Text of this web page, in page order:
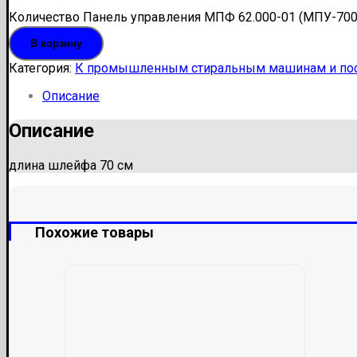
Количество Панель управления МПФ 62.000-01 (МПУ-
В корзину
Категория: К промышленным стиральным машинам и
Описание
Описание
длина шлейфа 70 см
Похожие товары